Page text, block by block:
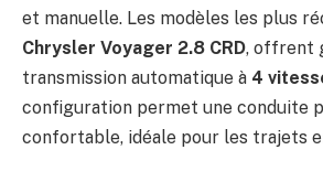
et manuelle. Les modèles les plus
Chrysler Voyager 2.8 CRD, offrent
transmission automatique à 4
configuration permet une conduite
confortable, idéale pour les trajets